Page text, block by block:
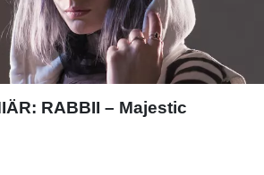
RABBII – Majestic